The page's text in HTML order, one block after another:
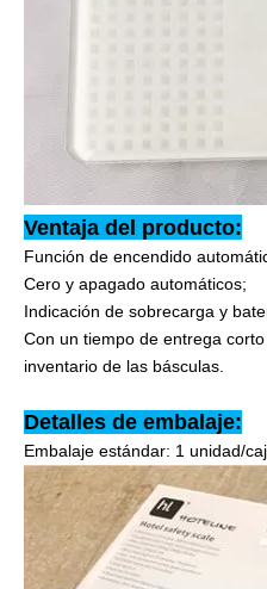
Ventaja del producto:
Función de encendido
Cero y apagado automáticos;
Indicación de sobrecarga y
Con un tiempo de entrega
inventario de las básculas.
Detalles de embalaje:
Embalaje estándar: 1 unidad/